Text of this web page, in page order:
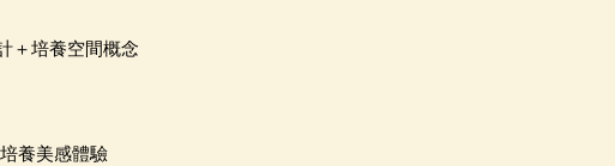
＋培養空間概念
養美感體驗